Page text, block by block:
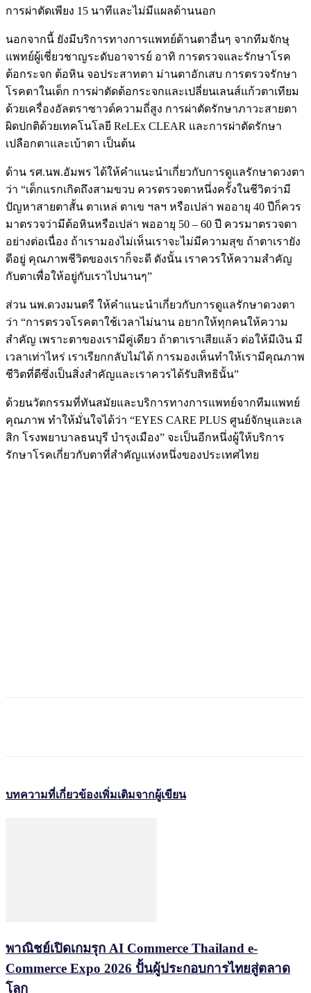
การผ่าตัดเพียง 15 นาทีและไม่มีแผลด้านนอก
นอกจากนี้ ยังมีบริการทางการแพทย์ด้านตาอื่นๆ จากทีมจักษุ
แพทย์ผู้เชี่ยวชาญระดับอาจารย์ อาทิ การตรวจและรักษาโรค
ต้อกระจก ต้อหิน จอประสาทตา ม่านตาอักเสบ การตรวจรักษา
โรคตาในเด็ก การผ่าตัดต้อกระจกและเปลี่ยนเลนส์แก้วตาเทียม
ด้วยเครื่องอัลตราซาวด์ความถี่สูง การผ่าตัดรักษาภาวะสายตา
ผิดปกติด้วยเทคโนโลยี ReLEx CLEAR และการผ่าตัดรักษา
เปลือกตาและเบ้าตา เป็นต้น
ด้าน รศ.นพ.อัมพร ได้ให้คำแนะนำเกี่ยวกับการดูแลรักษาดวงตา
ว่า “เด็กแรกเกิดถึงสามขวบ ควรตรวจตาหนึ่งครั้งในชีวิตว่ามี
ปัญหาสายตาสั้น ตาเหล่ ตาเข ฯลฯ หรือเปล่า พออายุ 40 ปีก็ควร
มาตรวจว่ามีต้อหินหรือเปล่า พออายุ 50 – 60 ปี ควรมาตรวจตา
อย่างต่อเนื่อง ถ้าเรามองไม่เห็นเราจะไม่มีความสุข ถ้าตาเรายัง
ดีอยู่ คุณภาพชีวิตของเราก็จะดี ดังนั้น เราควรให้ความสำคัญ
กับตาเพื่อให้อยู่กับเราไปนานๆ”
ส่วน นพ.ดวงมนตรี ให้คำแนะนำเกี่ยวกับการดูแลรักษาดวงตา
ว่า “การตรวจโรคตาใช้เวลาไม่นาน อยากให้ทุกคนให้ความ
สำคัญ เพราะตาของเรามีคู่เดียว ถ้าตาเราเสียแล้ว ต่อให้มีเงิน มี
เวลาเท่าไหร่ เราเรียกกลับไม่ได้ การมองเห็นทำให้เรามีคุณภาพ
ชีวิตที่ดีซึ่งเป็นสิ่งสำคัญและเราควรได้รับสิทธินั้น”
ด้วยนวัตกรรมที่ทันสมัยและบริการทางการแพทย์จากทีมแพทย์
คุณภาพ ทำให้มั่นใจได้ว่า “EYES CARE PLUS ศูนย์จักษุและเล
สิก โรงพยาบาลธนบุรี บำรุงเมือง” จะเป็นอีกหนึ่งผู้ให้บริการ
รักษาโรคเกี่ยวกับตาที่สำคัญแห่งหนึ่งของประเทศไทย
บทความที่เกี่ยวข้องเพิ่มเติมจากผู้เขียน
พาณิชย์เปิดเกมรุก AI Commerce Thailand e-
Commerce Expo 2026 ปั้นผู้ประกอบการไทยสู่ตลาด
โลก